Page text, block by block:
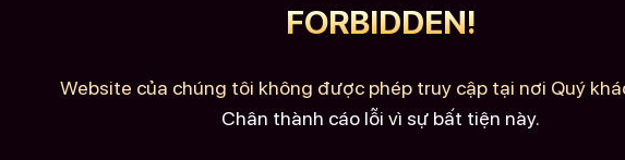
FORBIDDEN!
Website của chúng tôi không được phép truy cập tại nơi Quý
Chân thành cáo lỗi vì sự bất tiện này.